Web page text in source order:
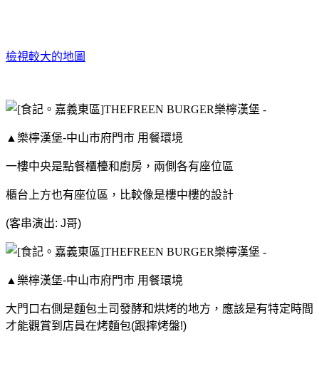
檢視較大的地圖
▲樂檸漢堡-中山市府門市 用餐環境
一樓中央是點餐櫃檯和廚房，兩側各有座位區
櫃台上方也有座位區，比較像是樓中樓的設計
(客串演出: J哥)
▲樂檸漢堡-中山市府門市 用餐環境
大門口右側是麵包土司發酵和烘烤的地方，應該是有特定時間
才能觀賞到店員在烤麵包(跟摔烤盤!)